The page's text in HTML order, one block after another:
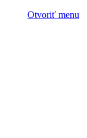
Otvoriť menu